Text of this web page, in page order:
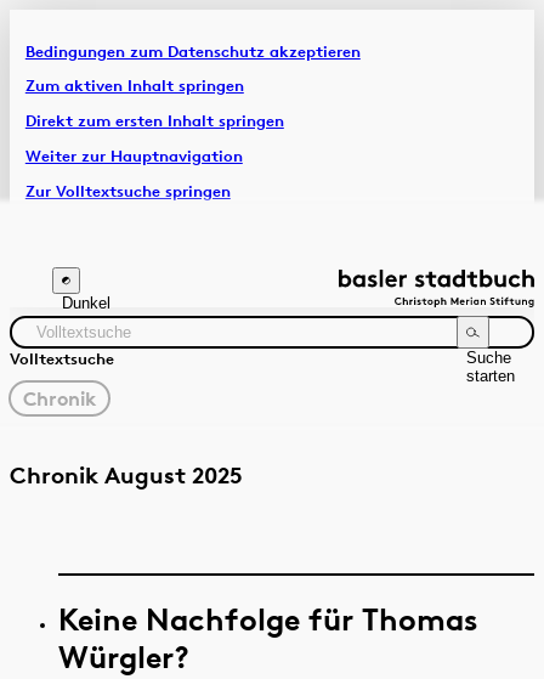
Bedingungen zum Datenschutz akzeptieren
Zum aktiven Inhalt springen
Direkt zum ersten Inhalt springen
Weiter zur Hauptnavigation
Zur Volltextsuche springen
Artikel & Dossiers
Chronik
Dunkel
Volltextsuche
Suche
starten
gewählter
Filter
Chronik
Quelle Zeitraum
Chronik August 2025
Keine Nachfolge für Thomas
Würgler?